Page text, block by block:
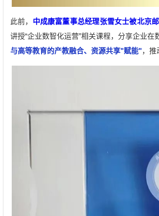
此前， 中成康富董事总经理张雪女士被北京
讲授“企业数智化运营”相关课程，分享企业在
与高等教育的产教融合、资源共享"赋能"，推